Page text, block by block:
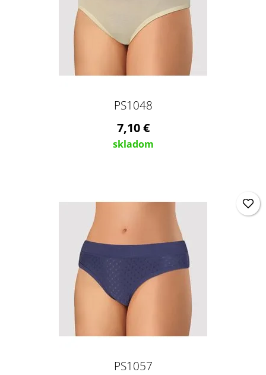
PS1048
7,10 €
skladom
PS1057